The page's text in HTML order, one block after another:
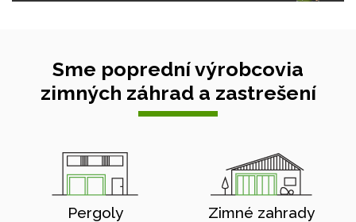
Sme poprední výrobcovia
zimných záhrad a zastrešení
Pergoly Zimné zahrady